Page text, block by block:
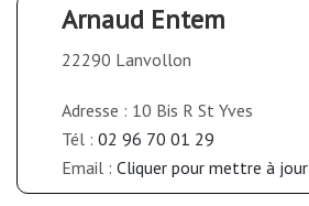
Arnaud Entem
22290 Lanvollon
Adresse : 10 Bis R St Yves
Tél : 02 96 70 01 29
Email : Cliquer pour mettre à jour